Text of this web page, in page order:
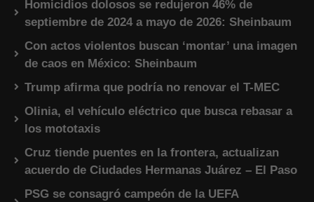
Homicidios dolosos se redujeron 46% de
septiembre de 2024 a mayo de 2026: Sheinbaum
Con actos violentos buscan ‘montar’ una imagen
de caos en México: Sheinbaum
Trump afirma que podría no renovar el T-MEC
Olinia, el vehículo eléctrico que busca rebasar a
los mototaxis
Cruz tiende puentes en la frontera, actualizan
acuerdo de Ciudades Hermanas Juárez – El Paso
PSG se consagró campeón de la UEFA